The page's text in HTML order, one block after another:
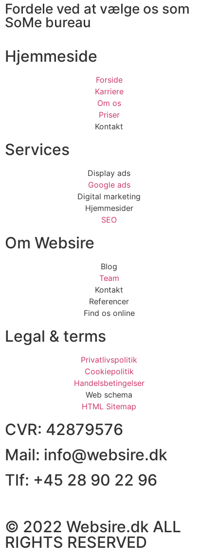
Fordele ved at vælge os som
SoMe bureau
Hjemmeside
Forside
Karriere
Om os
Priser
Kontakt
Services
Display ads
Google ads
Digital marketing
Hjemmesider
SEO
Om Websire
Blog
Team
Kontakt
Referencer
Find os online
Legal & terms
Privatlivspolitik
Cookiepolitik
Handelsbetingelser
Web schema
HTML Sitemap
CVR: 42879576
Mail: info@websire.dk
Tlf: +45 28 90 22 96
© 2022 Websire.dk ALL
RIGHTS RESERVED